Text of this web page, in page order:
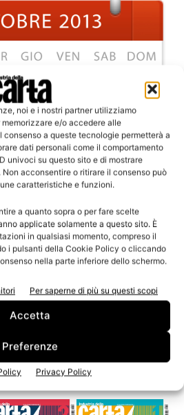
noi e i nostri partner utilizziamo
e/o accedere alle
a queste tecnologie permetterà a
dati personali come il comportamento
univoci su questo sito e di mostrare
acconsentire o ritirare il consenso può
caratteristiche e funzioni.
a quanto sopra o per fare scelte
applicate solamente a questo sito. È
in qualsiasi momento, compreso il
i pulsanti della Cookie Policy o cliccando
nella parte inferiore dello schermo.
Per saperne di più su questi scopi
Accetta
Preferenze
Privacy Policy
di ottobre